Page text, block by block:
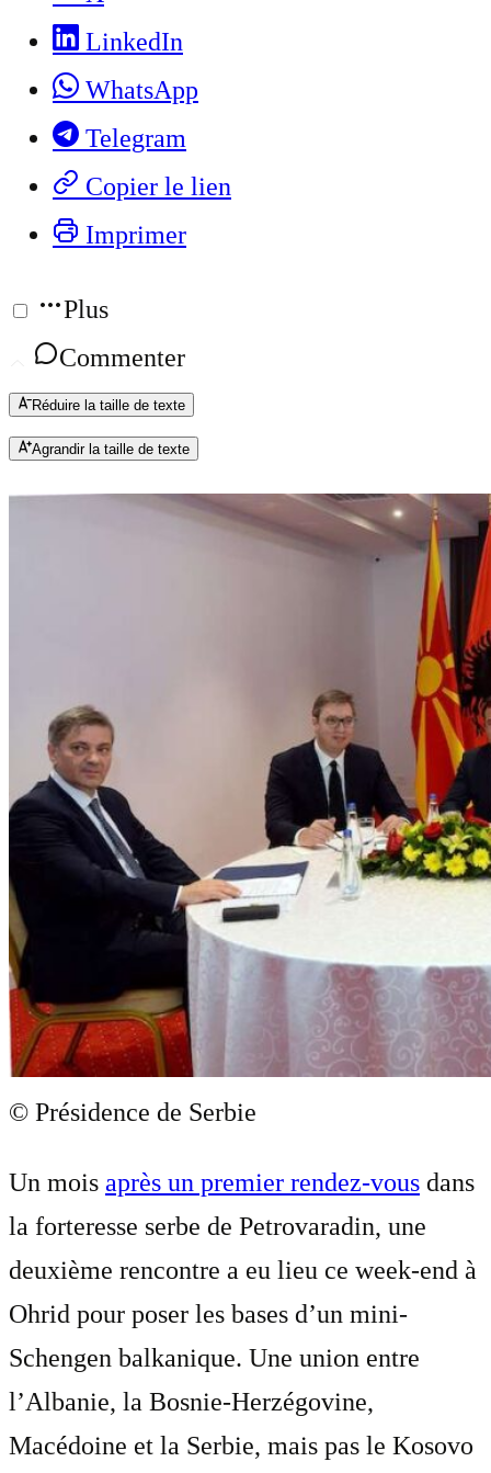
LinkedIn
WhatsApp
Telegram
Copier le lien
Imprimer
Plus
Commenter
Réduire la taille de texte
Agrandir la taille de texte
© Présidence de Serbie
Un mois après un premier rendez-vous dans
la forteresse serbe de Petrovaradin, une
deuxième rencontre a eu lieu ce week-end à
Ohrid pour poser les bases d’un mini-
Schengen balkanique. Une union entre
l’Albanie, la Bosnie-Herzégovine,
Macédoine et la Serbie, mais pas le Kosovo